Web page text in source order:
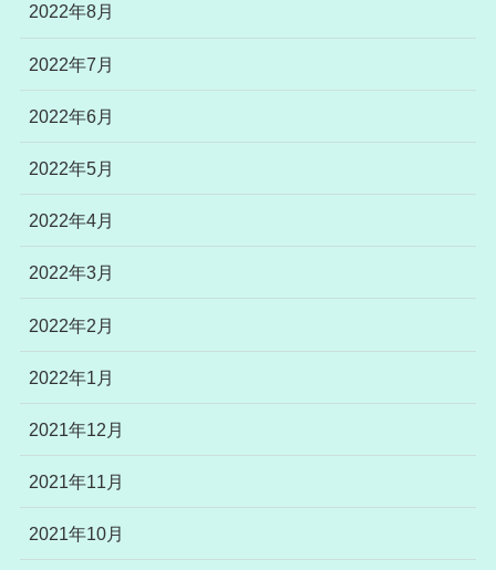
2022年8月
2022年7月
2022年6月
2022年5月
2022年4月
2022年3月
2022年2月
2022年1月
2021年12月
2021年11月
2021年10月